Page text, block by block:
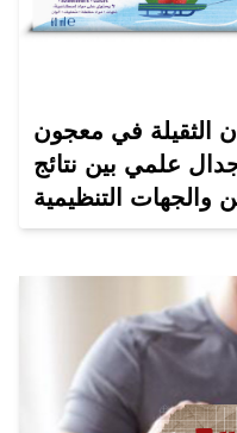
الثقيلة في معجون
علمي بين نتائج
والجهات التنظيمية